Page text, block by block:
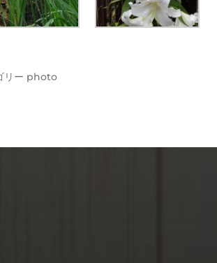
リー photo